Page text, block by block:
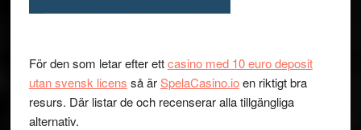
För den som letar efter ettcasino med 10 euro deposit
utan svensk licens så ärSpelaCasino.ioen riktigt bra
resurs. Där listar de och recenserar alla tillgängliga
alternativ.